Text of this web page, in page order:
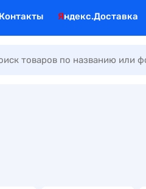
Контакты Яндекс.Доставка